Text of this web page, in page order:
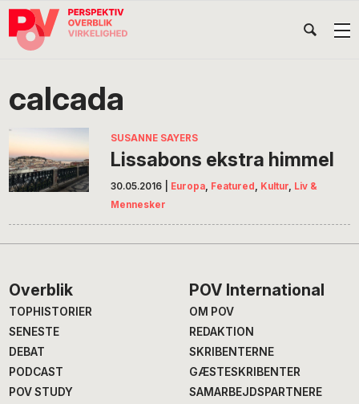
Gå
direkte
navigation
Skip
indhold
Gå
direkte
POV
International
calcada
SUSANNE SAYERS
Lissabons ekstra himmel
30.05.2016 Europa, Featured , Kultur, Liv &
Mennesker
Footer
Overblik
TOPHISTORIER
SENESTE
DEBAT
PODCAST
POV STUDY
POV International
OM POV
REDAKTION
SKRIBENTERNE
GÆSTESKRIBENTER
SAMARBEJDSPARTNERE